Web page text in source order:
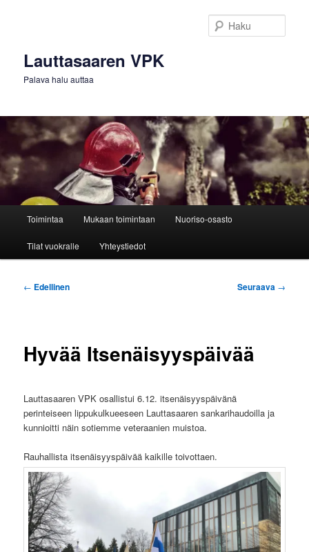
Lauttasaaren VPK
Palava halu auttaa
Toimintaa Mukaan toimintaan Nuoriso-osasto
Tilat vuokralle Yhteystiedot
Artikkelien
← Edellinen Seuraava →
Hyvää Itsenäisyyspäivää
Lauttasaaren VPK osallistui 6.12. itsenäisyyspäivänä
perinteiseen lippukulkueeseen Lauttasaaren sankarihaudoilla ja
kunnioitti näin sotiemme veteraanien muistoa.
Rauhallista itsenäisyyspäivää kaikille toivottaen.